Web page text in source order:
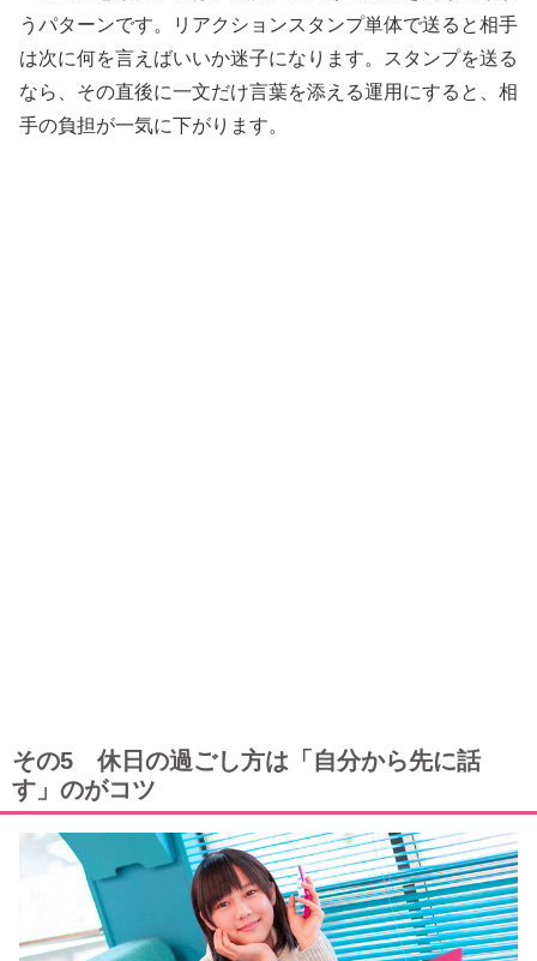
うパターンです。リアクションスタンプ単体で送ると相手
は次に何を言えばいいか迷子になります。スタンプを送る
なら、その直後に一文だけ言葉を添える運用にすると、相
手の負担が一気に下がります。
その5 休日の過ごし方は「自分から先に話
す」のがコツ